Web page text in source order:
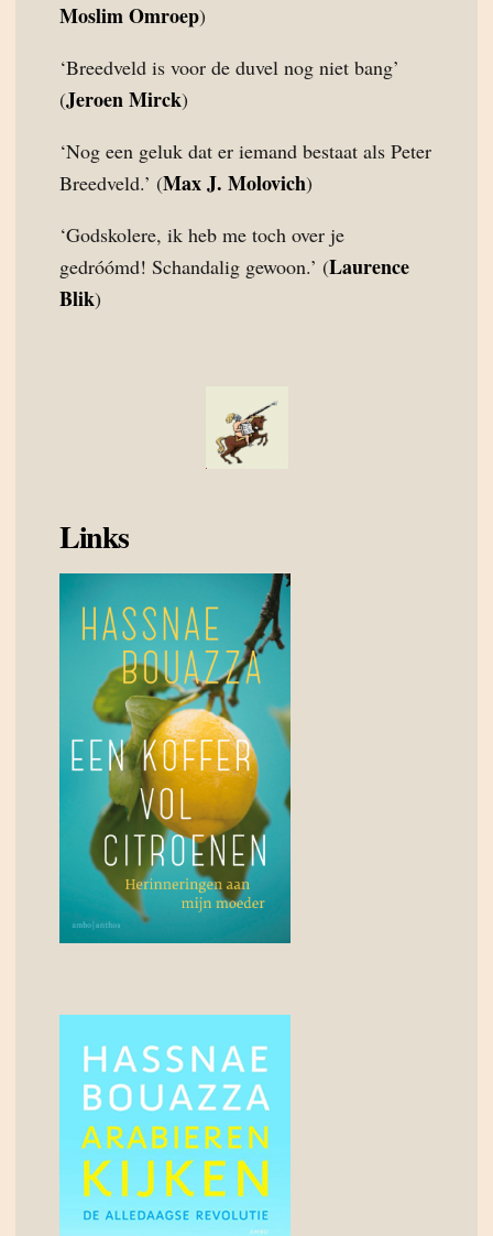
Moslim Omroep)
‘Breedveld is voor de duvel nog niet bang’
(Jeroen Mirck)
‘Nog een geluk dat er iemand bestaat als Peter
Breedveld.’ (Max J. Molovich)
‘Godskolere, ik heb me toch over je
gedróómd! Schandalig gewoon.’ (Laurence
Blik)
Links